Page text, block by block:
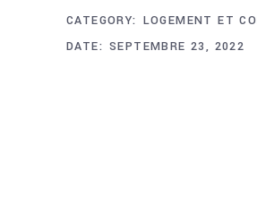
CATEGORY: LOGEMENT ET
DATE: SEPTEMBRE 23, 2022